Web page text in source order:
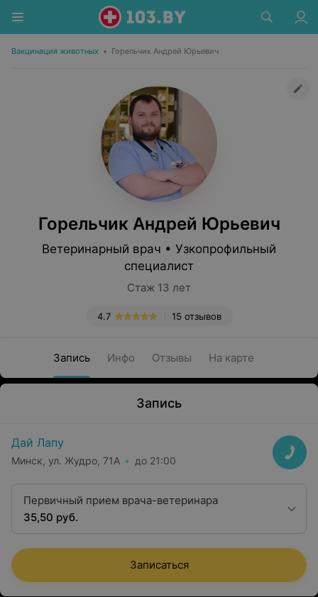
Вакцинация животных • Горельчик Андрей Юрьевич
Горельчик Андрей Юрьевич
Ветеринарный врач • Узкопрофильный
специалист
Стаж 13 лет
15 отзывов
4.7
Запись Инфо Отзывы На карте
Запись
Дай Лапу
Минск, ул. Жудро, 71А до 21:00
Первичный прием врача-ветеринара
35,50 руб.
Записаться